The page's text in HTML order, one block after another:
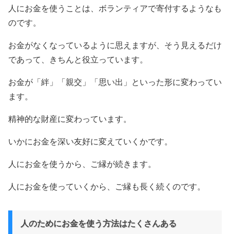
人にお金を使うことは、ボランティアで寄付するようなも
のです。
お金がなくなっているように思えますが、そう見えるだけ
であって、きちんと役立っています。
お金が「絆」「親交」「思い出」といった形に変わってい
ます。
精神的な財産に変わっています。
いかにお金を深い友好に変えていくかです。
人にお金を使うから、ご縁が続きます。
人にお金を使っていくから、ご縁も長く続くのです。
人のためにお金を使う方法はたくさんある